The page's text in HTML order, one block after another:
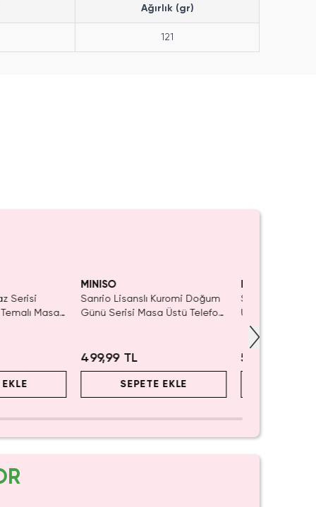
Ağırlık (gr)
121
Serisi
Masa
ve Tablet
EKLE
MINISO
Sanrio Lisanslı Kuromi Doğum
Günü Serisi Masa Üstü Telefon
499,99 TL
SEPETE EKLE
Sanrio Lisanslı
Üstü Telefon
Dekoratif Stand
549,99 TL